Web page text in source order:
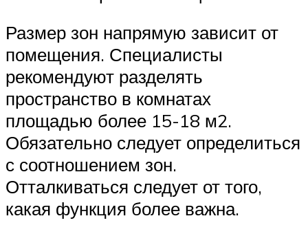
Размер зон напрямую зависит от
помещения. Специалисты
рекомендуют разделять
пространство в комнатах
площадью более 15-18 м2.
Обязательно следует определиться
с соотношением зон.
Отталкиваться следует от того,
какая функция более важна.